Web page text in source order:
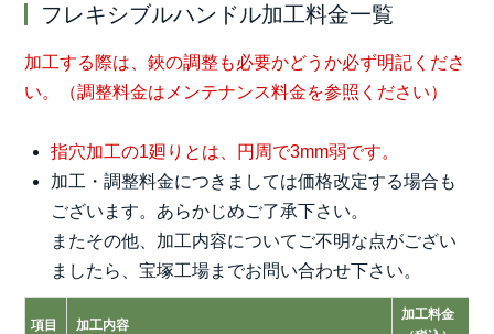
フレキシブルハンドル加工料金一覧
加工する際は、鋏の調整も必要かどうか必ず明記くださ
い。（調整料金はメンテナンス料金を参照ください）
指穴加工の1廻りとは、円周で3mm弱です。
加工・調整料金につきましては価格改定する場合も
ございます。あらかじめご了承下さい。
またその他、加工内容についてご不明な点がござい
ましたら、宝塚工場までお問い合わせ下さい。
項目 加工内容
加工料金